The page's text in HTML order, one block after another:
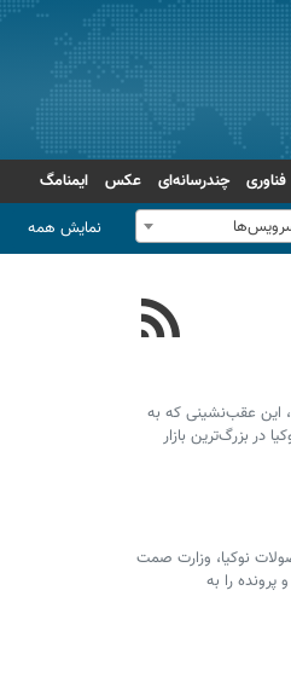
فناوری چندرسانه‌ای عکس
ایمنامگ
نمایش همه
این عقب‌نشینی که به
در بزرگ‌ترین بازار
نوکیا، وزارت صمت
پرونده را به